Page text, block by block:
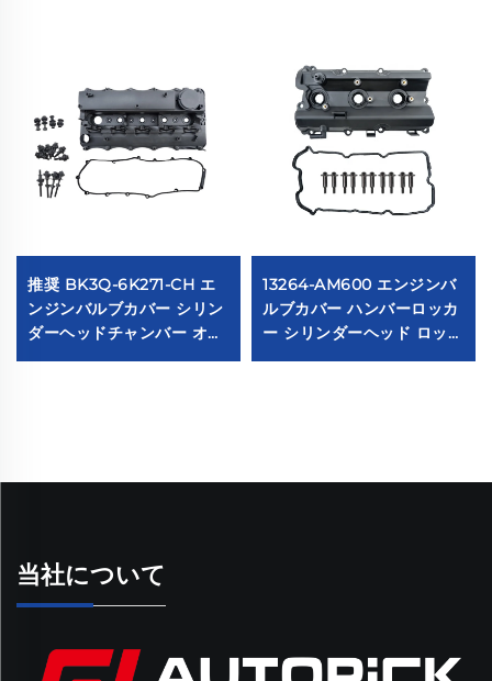
推奨 BK3Q-6K271-CH エ
ンジンバルブカバー シリン
ダーヘッドチャンバー オー
13264-AM600 エンジンバ
ルブカバー ハンバーロッカ
ー シリンダーヘッド ロッカ
当社について